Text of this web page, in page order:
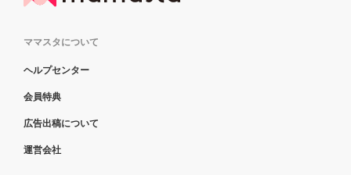
ママスタについて
ヘルプセンター
会員特典
広告出稿について
運営会社